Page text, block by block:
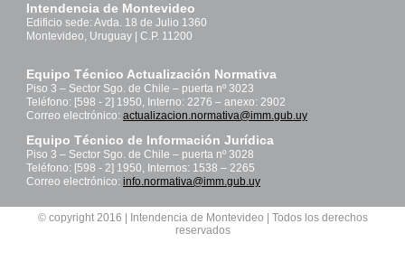
Intendencia de Montevideo
Edificio sede: Avda. 18 de Julio 1360
Montevideo, Uruguay | C.P. 11200
Equipo Técnico Actualización Normativa
Piso 3 – Sector Sgo. de Chile – puerta nº 3023
Teléfono: [598 - 2] 1950, Interno: 2276 – anexo: 2902
Correo electrónico: actualizacion.normativa@imm.gub.uy
Equipo Técnico de Información Jurídica
Piso 3 – Sector Sgo. de Chile – puerta nº 3028
Teléfono: [598 - 2] 1950, Internos: 1538 – 2265
Correo electrónico: info.normativa@imm.gub.uy
© copyright 2016 | Intendencia de Montevideo | Todos los derechos
reservados